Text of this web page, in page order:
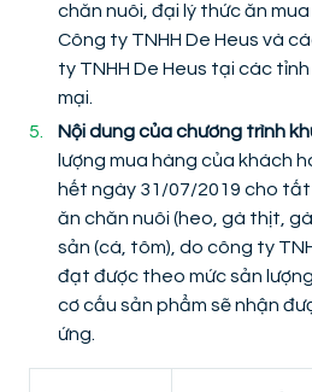
chăn nuôi, đại lý thức ăn
Công ty TNHH De Heus và
ty TNHH De Heus tại các
mại.
Nội dung của chương trình
lượng mua hàng của khách
hết ngày 31/07/2019 cho
ăn chăn nuôi (heo, gà thịt,
sản (cá, tôm), do công ty
đạt được theo mức sản
cơ cấu sản phẩm sẽ nhận
ứng.